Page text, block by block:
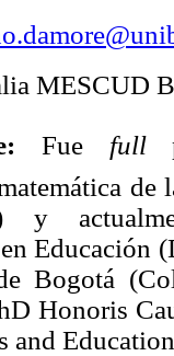
MESCUD
Fue full
de
y
Educación
Bogotá
Honoris
and